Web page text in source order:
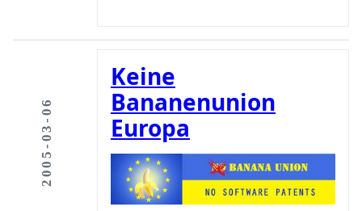
2005-03-06
Keine
Bananenunion
Europa